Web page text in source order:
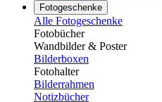
Fotogeschenke
Alle Fotogeschenke
Fotobücher
Wandbilder & Poster
Bilderboxen
Fotohalter
Bilderrahmen
Notizbücher